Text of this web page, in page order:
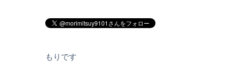
もりです